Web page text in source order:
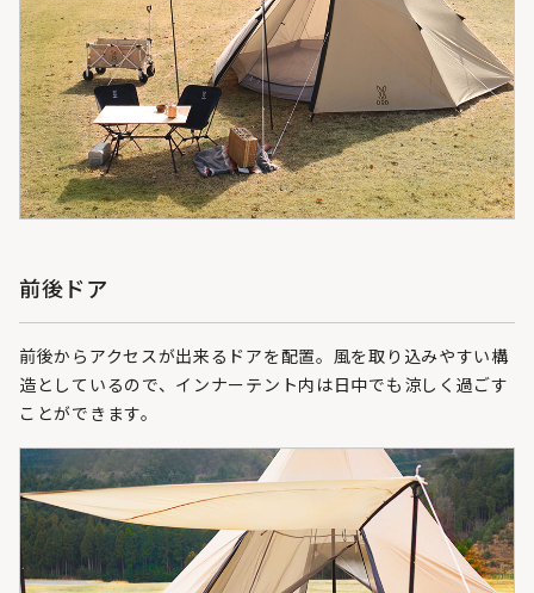
前後ドア
前後からアクセスが出来るドアを配置。風を取り込みやすい構
造としているので、インナーテント内は日中でも涼しく過ごす
ことができます。